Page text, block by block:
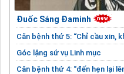
Đuốc Sáng Đaminh
Căn bệnh thứ 5: “Chỉ cầu xin,
Góc lặng sứ vụ Linh mục
Căn bệnh thứ 4: “đến hẹn lại